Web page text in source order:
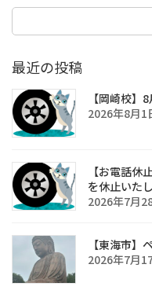
最近の投稿
【岡崎校】
2026年8月1
【お電話
を休止いた
2026年7月
【東海市】
2026年7月